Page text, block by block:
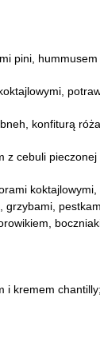
pini,
konfiturą
cebuli pieczonej
i kremem chantilly;